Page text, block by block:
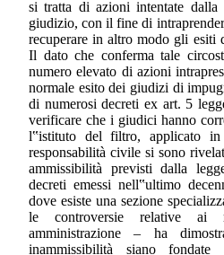
si tratta di azioni intentate dalla
giudizio, con il fine di
recuperare in altro modo gli
Il dato che conferma tale
numero elevato di azioni
normale esito dei giudizi di
di numerosi decreti ex art. 5
verificare che i giudici hanno
l‟istituto del filtro, applicato
responsabilità civile si sono
ammissibilità previsti dalla
decreti emessi nell‟ultimo
dove esiste una sezione
le controversie relative ai
amministrazione – ha
inammissibilità siano